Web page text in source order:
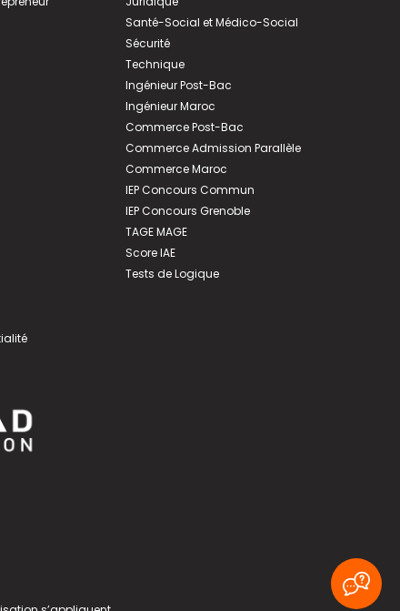
Santé-Social et Médico-Social
Sécurité
Technique
Ingénieur Post-Bac
Ingénieur Maroc
Commerce Post-Bac
Commerce Admission Parallèle
Commerce Maroc
IEP Concours Commun
IEP Concours Grenoble
TAGE MAGE
Score IAE
Tests de Logique